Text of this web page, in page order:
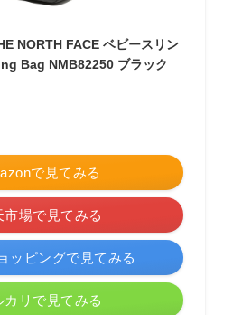
NORTH FACE ベビースリン
Bag NMB82250 ブラック
で見てみる
市場で見てみる
ッピングで見てみる
カリで見てみる